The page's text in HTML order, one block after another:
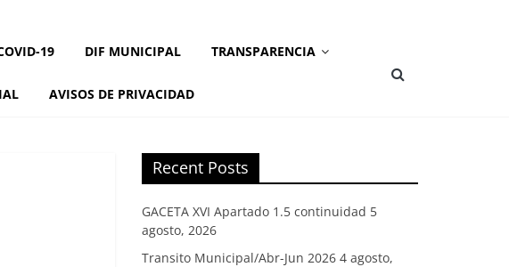
19 DIF MUNICIPAL TRANSPARENCIA
AVISOS DE PRIVACIDAD
Recent Posts
GACETA XVI Apartado 1.5 continuidad 5
agosto, 2026
Transito Municipal/Abr-Jun 2026 4 agosto,